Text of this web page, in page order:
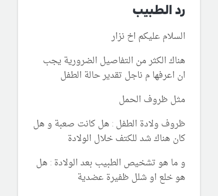
رد الطبيب
السلام عليكم اخ نزار
هناك الكثر من التفاصيل الضرورية يجب
ان اعرفها م ناجل تقدير حالة الطفل
مثل ظروف الحمل
ظروف ولادة الطفل : هل كانت صعبة و هل
كان هناك شد للكتف خلال الولادة
و ما هو تشخيص الطبيب بعد الولادة : هل
هو خلع او شلل ظفيرة عضدية